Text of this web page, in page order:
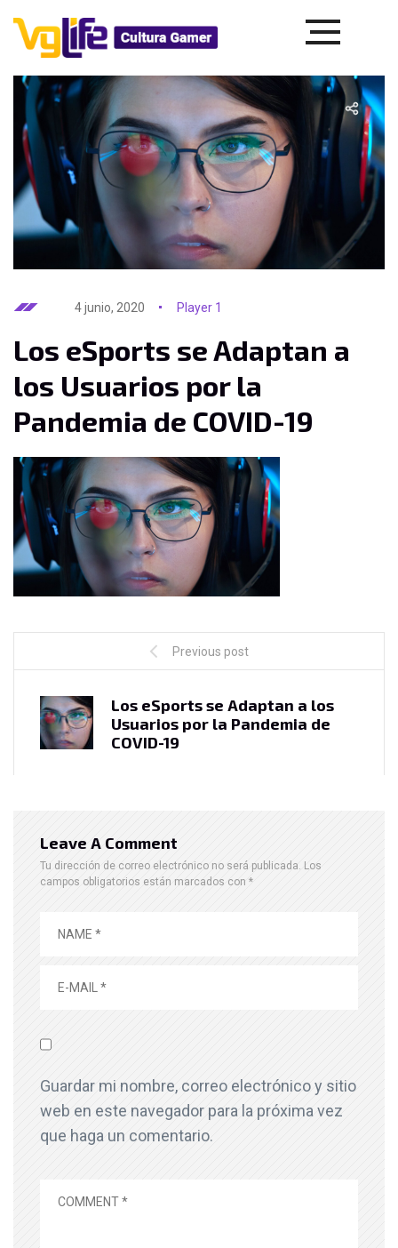
4 junio, 2020 Player 1
Los eSports se Adaptan a
los Usuarios por la
Pandemia de COVID-19
Previous post
Los eSports se Adaptan a los
Usuarios por la Pandemia de
COVID-19
Leave A Comment
Tu dirección de correo electrónico no será publicada. Los
campos obligatorios están marcados con *
Guardar mi nombre, correo electrónico y sitio
web en este navegador para la próxima vez
que haga un comentario.